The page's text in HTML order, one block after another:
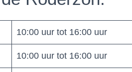
10:00 uur tot 16:00 uur
10:00 uur tot 16:00 uur